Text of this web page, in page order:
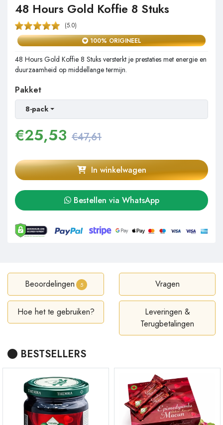
48 Hours Gold Koffie 8 Stuks
(5.0)
100% ORIGINEEL
48 Hours Gold Koffie 8 Stuks versterkt je prestaties met energie en
duurzaamheid op middellange termijn.
Pakket
8-pack
€25,53 €47,61
In winkelwagen
Bestellen via WhatsApp
Beoordelingen 5 Vragen
Hoe het te gebruiken?
Leveringen &
Terugbetalingen
BESTSELLERS